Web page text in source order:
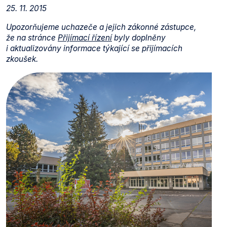
25. 11. 2015
Upozorňujeme uchazeče a jejich zákonné zástupce,
že na stránce Přijímací řízeníbyly doplněny
i aktualizovány informace týkající se přijímacích
zkoušek.